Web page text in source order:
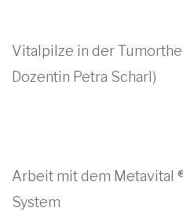
Vitalpilze in der
Dozentin Petra Scharl)
Arbeit mit dem Metavital
System